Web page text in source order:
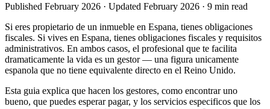
Published February 2026 · Updated February 2026 · 9 min read
Si eres propietario de un inmueble en Espana, tienes obligaciones
fiscales. Si vives en Espana, tienes obligaciones fiscales y requisitos
administrativos. En ambos casos, el profesional que te facilita
dramaticamente la vida es un gestor — una figura unicamente
espanola que no tiene equivalente directo en el Reino Unido.
Esta guia explica que hacen los gestores, como encontrar uno
bueno, que puedes esperar pagar, y los servicios especificos que los